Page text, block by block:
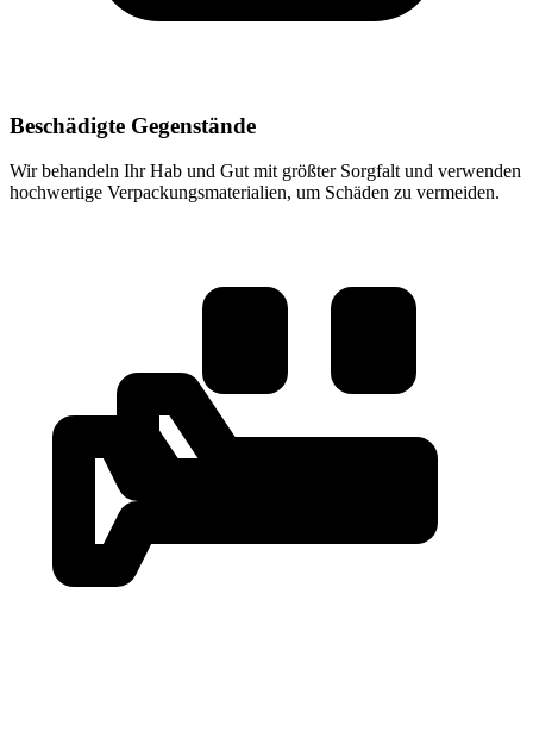
Beschädigte Gegenstände
Wir behandeln Ihr Hab und Gut mit größter Sorgfalt und verwenden
hochwertige Verpackungsmaterialien, um Schäden zu vermeiden.